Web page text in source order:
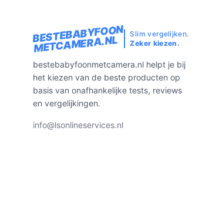
BESTEBABYFOON
METCAMERA.NL
Slim vergelijken.
Zeker kiezen.
bestebabyfoonmetcamera.nl helpt je bij
het kiezen van de beste producten op
basis van onafhankelijke tests, reviews
en vergelijkingen.
info@lsonlineservices.nl